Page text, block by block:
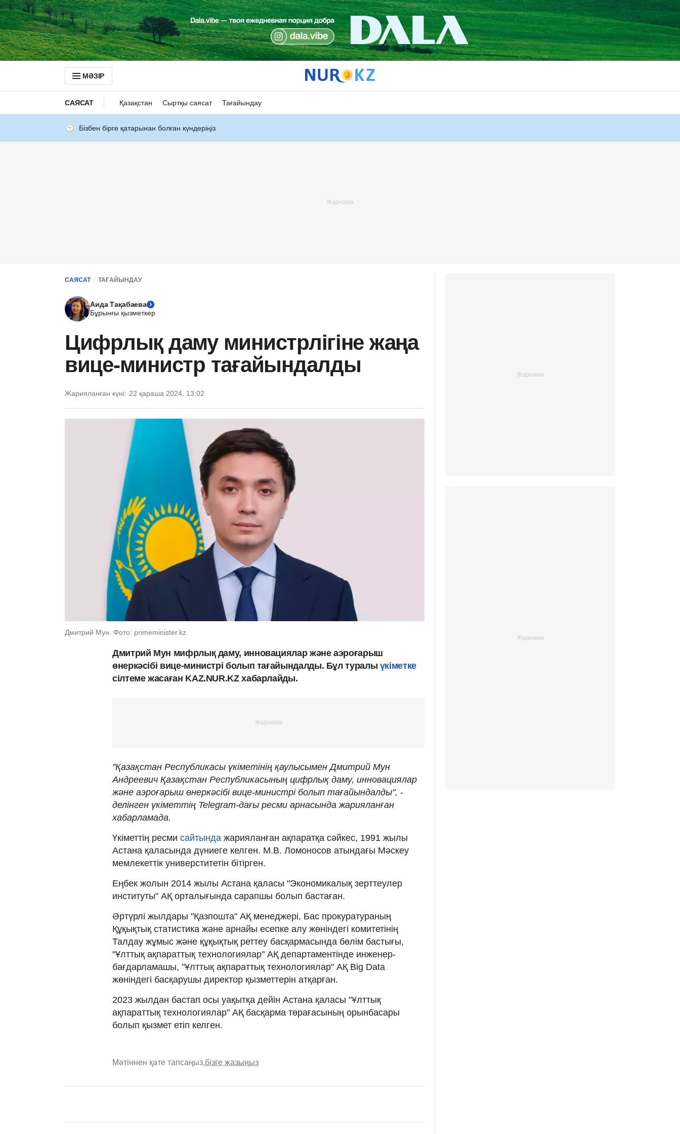
МӘЗІР
САЯСАТ Қазақстан Сыртқы саясат Тағайындау
Бізбен бірге қатарынан болған күндеріңіз
САЯСАТ ТАҒАЙЫНДАУ
Аида Тақабаева
Бұрынғы қызметкер
Цифрлық даму министрлігіне жаңа
вице-министр тағайындалды
Жарияланған күні: 22 қараша 2024, 13:02
Дмитрий Мун. Фото: primeminister.kz
Дмитрий Мун мифрлық даму, инновациялар және аэроғарыш
өнеркәсібі вице-министрі болып тағайындалды. Бұл туралы үкіметке
сілтеме жасаған KAZ.NUR.KZ хабарлайды.
"Қазақстан Республикасы үкіметінің қаулысымен Дмитрий Мун
Андреевич Қазақстан Республикасының цифрлық даму, инновациялар
және аэроғарыш өнеркәсібі вице-министрі болып тағайындалды", -
делінген үкіметтің Telegram-дағы ресми арнасында жарияланған
хабарламада.
Үкіметтің ресми сайтында жарияланған ақпаратқа сәйкес, 1991 жылы
Астана қаласында дүниеге келген. М.В. Ломоносов атындағы Мәскеу
мемлекеттік универститетін бітірген.
Еңбек жолын 2014 жылы Астана қаласы "Экономикалық зерттеулер
институты" АҚ орталығында сарапшы болып бастаған.
Әртүрлі жылдары "Қазпошта" АҚ менеджері, Бас прокуратураның
Құқықтық статистика және арнайы есепке алу жөнiндегi комитетiнің
Талдау жұмыс және құқықтық реттеу басқармасында бөлім бастығы,
"Ұлттық ақпараттық технологиялар" АҚ департаментінде инженер-
бағдарламашы, "Ұлттық ақпараттық технологиялар" АҚ Big Data
жөніндегі басқарушы директор қызметтерін атқарған.
2023 жылдан бастап осы уақытқа дейін Астана қаласы "Ұлттық
ақпараттық технологиялар" АҚ басқарма төрағасының орынбасары
болып қызмет етіп келген.
Мәтіннен қате тапсаңыз,бізге жазыңыз